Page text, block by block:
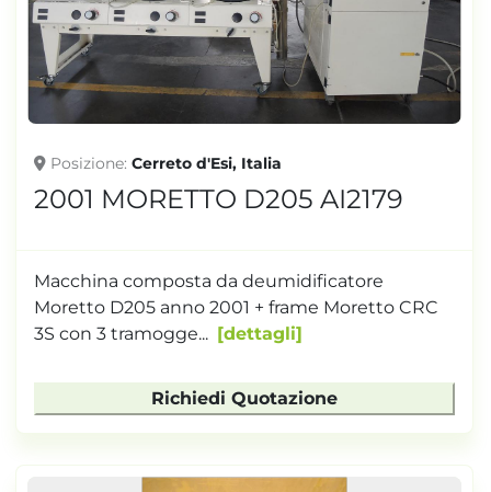
TONNELLAGGIO
Posizione Cerreto d'Esi, Italia
2001 MORETTO D205 AI2179
Macchina composta da deumidificatore
Moretto D205 anno 2001 + frame Moretto CRC
3S con 3 tramogge...
dettagli
Richiedi Quotazione